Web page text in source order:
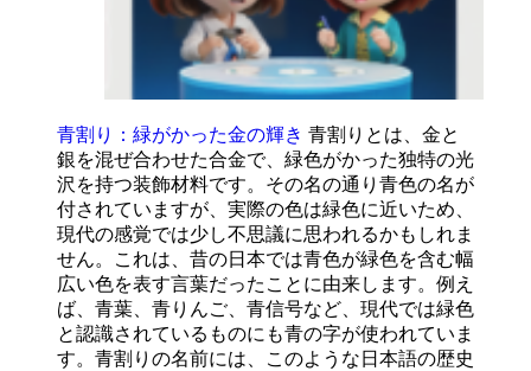
青割り：緑がかった金の輝き 青割りとは、金と
銀を混ぜ合わせた合金で、緑色がかった独特の光
沢を持つ装飾材料です。その名の通り青色の名が
付されていますが、実際の色は緑色に近いため、
現代の感覚では少し不思議に思われるかもしれま
せん。これは、昔の日本では青色が緑色を含む幅
広い色を表す言葉だったことに由来します。例え
ば、青葉、青りんご、青信号など、現代では緑色
と認識されているものにも青の字が使われていま
す。青割りの名前には、このような日本語の歴史